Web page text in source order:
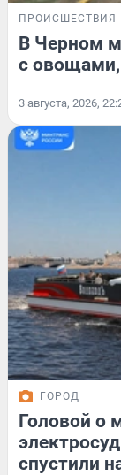
ПРОИСШЕСТВИЯ
В Черном
с
3 августа, 2026,
ГОРОД
Головой о
спустили